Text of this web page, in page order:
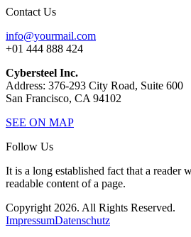
Contact Us
info@yourmail.com
+01 444 888 424
Cybersteel Inc.
Address: 376-293 City Road, Suite 600
San Francisco, CA 94102
SEE ON MAP
Follow Us
It is a long established fact that a reader
readable content of a page.
Copyright 2026. All Rights Reserved.
ImpressumDatenschutz